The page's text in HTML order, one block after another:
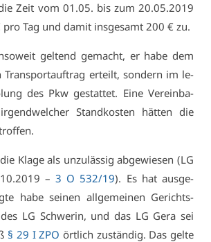
Zeit vom 01.05. bis zum 20.05.2019
Tag und da­mit ins­ge­samt 200 € zu.
gel­tend ge­macht, er ha­be dem
Trans­port­auf­trag er­teilt, son­dern im le­
des Pkw ge­stat­tet. Ei­ne Ver­ein­ba­
Stand­kos­ten hät­ten die
Kla­ge als un­zu­läs­sig ab­ge­wie­sen (LG
–3 O 532/19). Es hat aus­ge­
ha­be sei­nen all­ge­mei­nen Ge­richts­
LG Schwe­rin, und das LG Ge­ra sei
§ 29 I ZPO ört­lich zu­stän­dig. Das gel­te